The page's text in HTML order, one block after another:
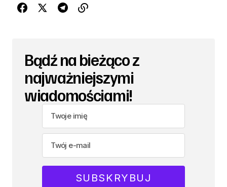
Bądź na bieżąco z
najważniejszymi
wiadomościami!